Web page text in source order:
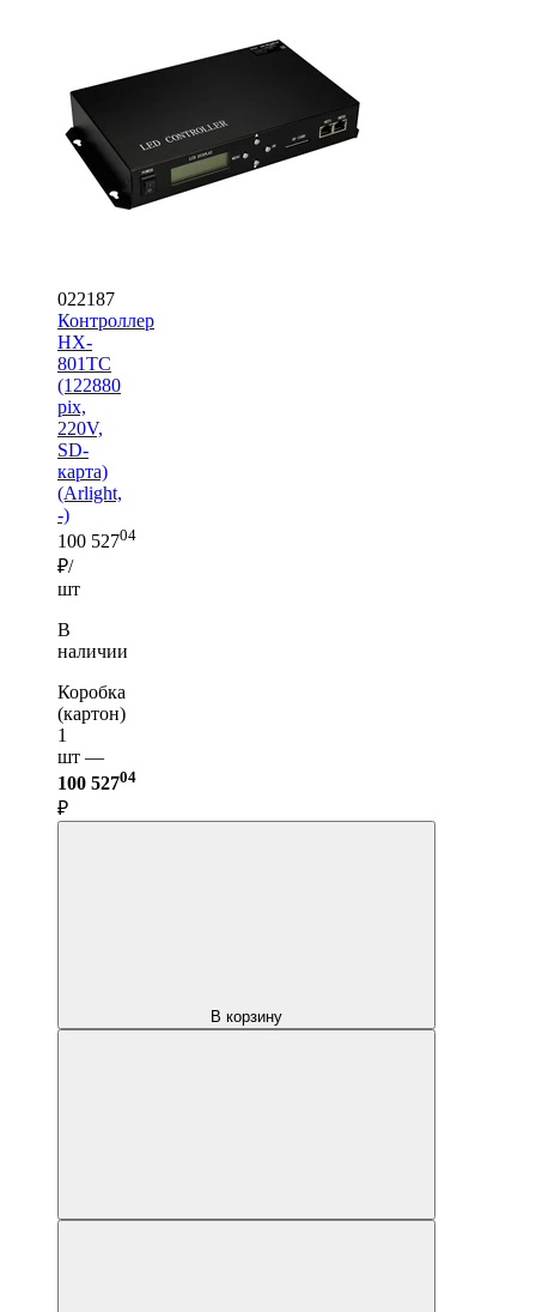
022187
Контроллер
HX-
801TC
(122880
pix,
220V,
SD-
карта)
(Arlight,
-)
100 52704
₽/
шт
В
наличии
Коробка
(картон)
1
шт —
100 52704
₽
В корзину